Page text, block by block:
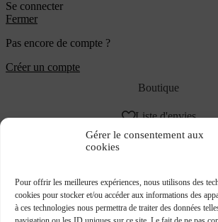
Gérer le consentement aux
cookies
Pour offrir les meilleures expériences, nous utilisons des
cookies pour stocker et/ou accéder aux informations des
à ces technologies nous permettra de traiter des données
Se connecter
Fermer
Pas encore de compte ?
Créer un compte
Boutique
Liste d'envies
JOINT TORIQUE 220×8 NBR70